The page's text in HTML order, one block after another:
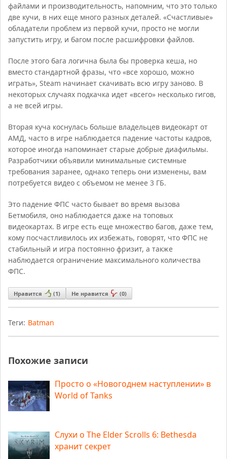
файлами и производительность, напомним, что это только
две кучи, в них еще много разных деталей. «Счастливые»
обладатели проблем из первой кучи, просто не могли
запустить игру, и багом после расшифровки файлов.
После этого бага логична была бы проверка кеша, но
вместо стандартной фразы, что «все хорошо, можно
играть», Steam начинает скачивать всю игру заново. В
некоторых случаях подкачка идет «всего» несколько гигов,
а не всей игры.
Вторая куча коснулась больше владельцев видеокарт от
АМД, часто в игре наблюдается падение частоты кадров,
которое иногда напоминает старые добрые диафильмы.
Разработчики объявили минимальные системные
требования заранее, однако теперь они изменены, вам
потребуется видео с объемом не менее 3 ГБ.
Это падение ФПС часто бывает во время вызова
Бетмобиля, оно наблюдается даже на топовых
видеокартах. В игре есть еще множество багов, даже тем,
кому посчастливилось их избежать, говорят, что ФПС не
стабильный и игра постоянно фризит, а также
наблюдается ограничение максимального количества
ФПС.
Нравится (1) Не нравится (0)
Теги: Batman
Похожие записи
Просто о «Новогоднем наступлении» в
World of Tanks
Слухи о The Elder Scrolls 6: Bethesda
хранит секрет